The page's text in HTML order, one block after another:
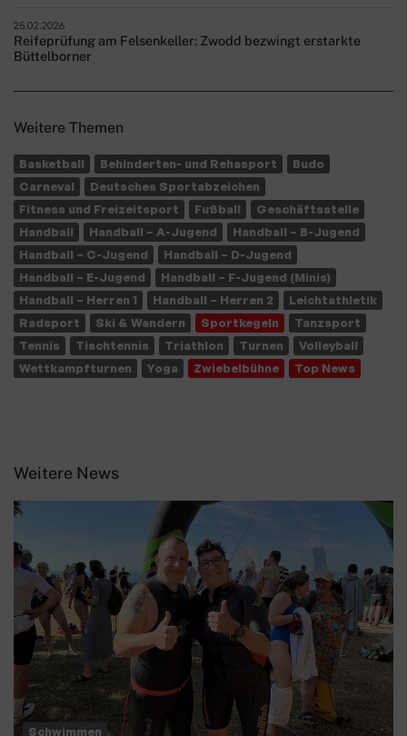
25.02.2026
Reifeprüfung am Felsenkeller: Zwodd bezwingt erstarkte
Büttelborner
Weitere Themen
Basketball Behinderten- und Rehasport
Budo
Carneval
Deutsches Sportabzeichen
Fitness und Freizeitsport
Fußball
Geschäftsstelle
Handball
Handball – A-Jugend
Handball – B-Jugend
Handball – C-Jugend
Handball – D-Jugend
Handball – E-Jugend
Handball – F-Jugend (Minis)
Handball – Herren 1
Handball – Herren 2
Leichtathletik
Radsport
Ski & Wandern Sportkegeln
Tanzsport
Tennis
Tischtennis Triathlon Turnen
Volleyball
Wettkampfturnen
Yoga Zwiebelbühne Top News
Weitere News
Schwimmen